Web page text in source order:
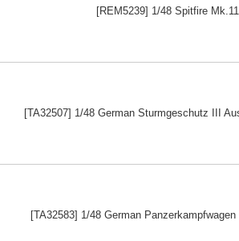
[REM5239] 1/48 Spitfire Mk.11
[TA32507] 1/48 German Sturmgeschutz III
[TA32583] 1/48 German